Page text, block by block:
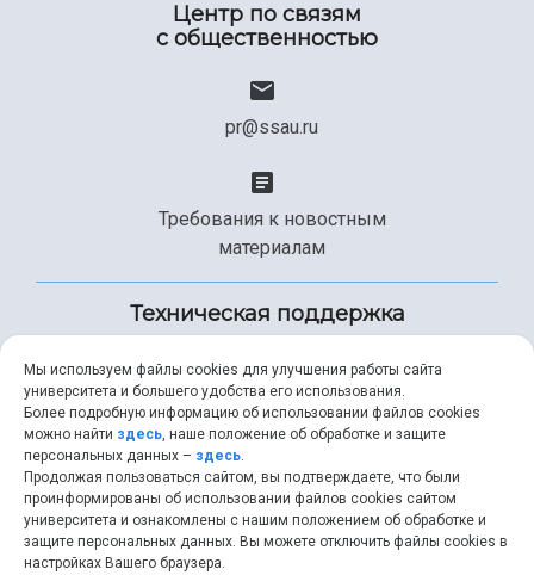
Центр по связям
с общественностью
pr@ssau.ru
Требования к новостным
материалам
Техническая поддержка
+7 (846) 267-49-99
help@ssau.ru
Мы используем файлы cookies для улучшения работы сайта
университета и большего удобства его использования.
Более подробную информацию об использовании файлов cookies
можно найти здесь, наше положение об обработке и защите
персональных данных – здесь.
Продолжая пользоваться сайтом, вы подтверждаете, что были
проинформированы об использовании файлов cookies сайтом
университета и ознакомлены с нашим положением об обработке и
защите персональных данных. Вы можете отключить файлы cookies в
настройках Вашего браузера.